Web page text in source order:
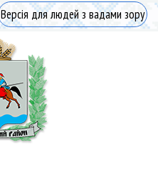
Версія для людей з вадами зору